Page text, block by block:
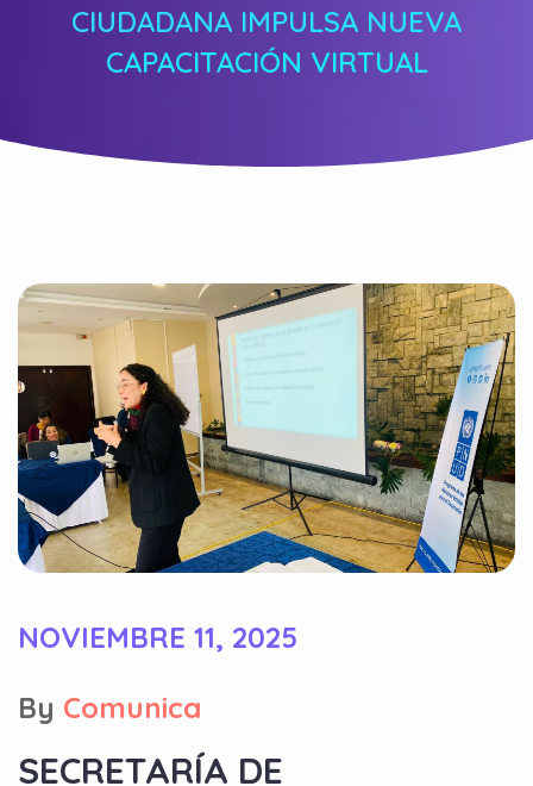
CIUDADANA IMPULSA NUEVA
CAPACITACIÓN VIRTUAL
NOVIEMBRE 11, 2025
By Comunica
SECRETARÍA DE